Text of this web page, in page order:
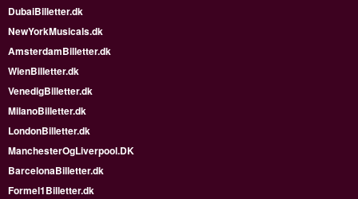
DubaiBilletter.dk
NewYorkMusicals.dk
AmsterdamBilletter.dk
WienBilletter.dk
VenedigBilletter.dk
MilanoBilletter.dk
LondonBilletter.dk
ManchesterOgLiverpool.DK
BarcelonaBilletter.dk
Formel1Billetter.dk